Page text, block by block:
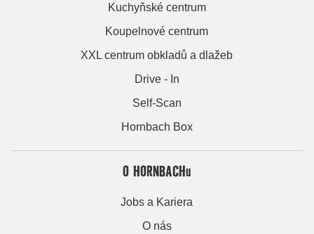
Kuchyňské centrum
Koupelnové centrum
XXL centrum obkladů a dlažeb
Drive - In
Self-Scan
Hornbach Box
O HORNBACHu
Jobs a Kariera
O nás